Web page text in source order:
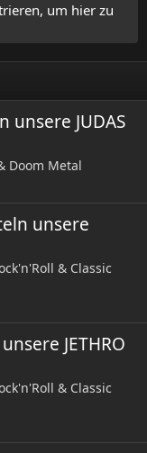
um hier zu
unsere JUDAS
Doom Metal
unsere
& Classic
JETHRO
& Classic